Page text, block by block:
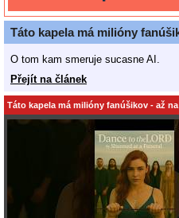
Táto kapela má milióny
O tom kam smeruje sucasne AI.
Přejít na článek
Táto kapela má milióny fanúšikov - až